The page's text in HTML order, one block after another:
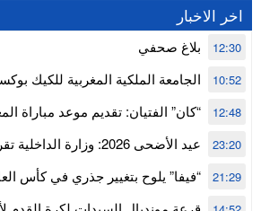
اخر الاخبار
بلاغ صحفي 12:30
الجامعة الملكية المغربية للكيك
للمجلس الأعلى للحسابات
10:52
“كان” الفتيان: تقديم موعد مباراة
إفريقيا
12:48
عيد الأضحى 2026:
استنفار” لتنظيمها
23:20
“فيفا” يلوح بتغيير جذري في كأس العالم 21:29